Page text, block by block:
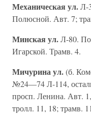
Механическая ул.Л-
Полюсной. Авт. 7;
Минская ул.Л-80.
Игарской. Трамв. 4.
Мичурина ул.(б.
№24—74 Л-114,
просп. Ленина. Авт.
тролл. 11, 18; трамв.